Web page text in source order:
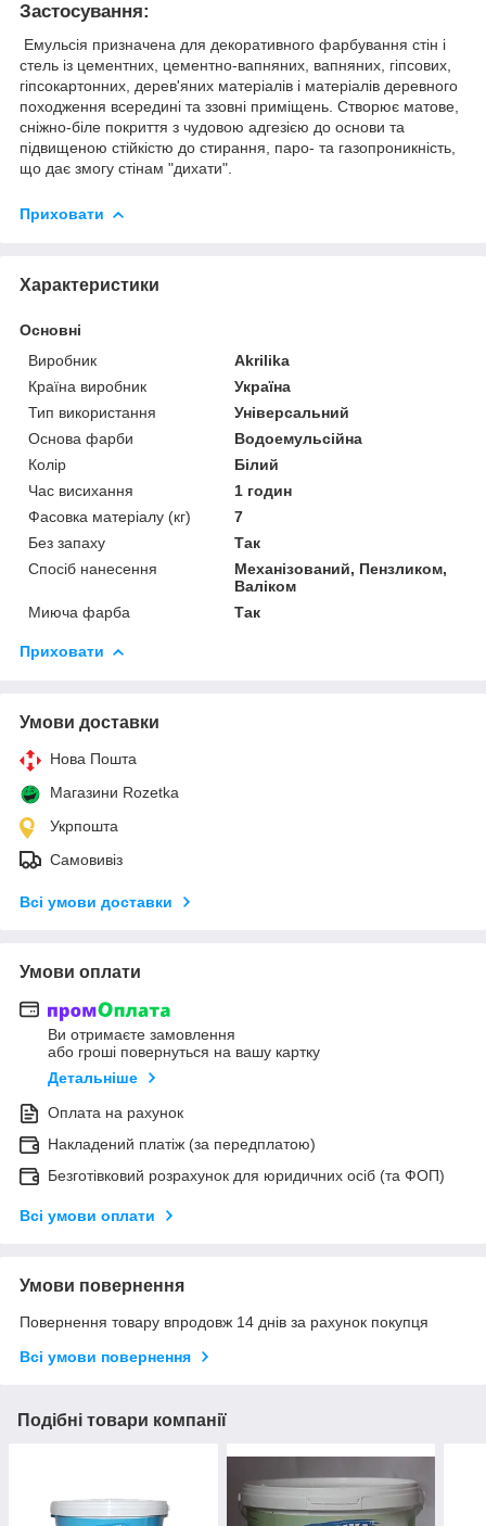
Застосування:
Емульсія призначена для декоративного фарбування стін і
стель із цементних, цементно-вапняних, вапняних, гіпсових,
гіпсокартонних, дерев'яних матеріалів і матеріалів деревного
походження всередині та ззовні приміщень. Створює матове,
сніжно-біле покриття з чудовою адгезією до основи та
підвищеною стійкістю до стирання, паро- та газопроникність,
що дає змогу стінам "дихати".
Приховати
Характеристики
Основні
Виробник
Akrilika
Країна виробник
Україна
Тип використання
Універсальний
Основа фарби
Водоемульсійна
Колір
Білий
Час висихання
1 годин
Фасовка матеріалу (кг)
7
Без запаху
Так
Спосіб нанесення
Механізований, Пензликом,
Валіком
Миюча фарба
Так
Приховати
Умови доставки
Нова Пошта
Магазини Rozetka
Укрпошта
Самовивіз
Всі умови доставки
Умови оплати
Ви отримаєте замовлення
або гроші повернуться на вашу картку
Детальніше
Оплата на рахунок
Накладений платіж (за передплатою)
Безготівковий розрахунок для юридичних осіб (та ФОП)
Всі умови оплати
Умови повернення
Повернення товару впродовж 14 днів за рахунок покупця
Всі умови повернення
Подібні товари компанії